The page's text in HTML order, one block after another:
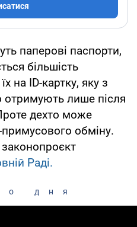
паперові паспорти,
більшість
на ID-картку, яку з
отримують лише після
дехто може
обміну.
Раді.
дня